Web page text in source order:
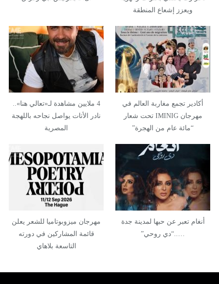
ويعزز إشعاع المنطقة
أكادير تجمع مغاربة العالم في
مهرجان IMINIG تحت شعار
“مائة عام من الهجرة”
4 ملايين مشاهدة لـ«تعالي هنا»..
نادر الأتات يواصل نجاحه باللهجة
المصرية
أنغام تعبر عن حبها لمدينة جدة
…..“دي روحي”
مهرجان ميزوبوتاميا للشعر يعلن
قائمة المشاركين في دورته
التاسعة بلاهاي